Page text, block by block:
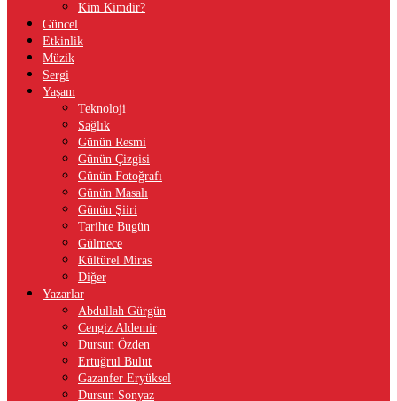
Kim Kimdir?
Güncel
Etkinlik
Müzik
Sergi
Yaşam
Teknoloji
Sağlık
Günün Resmi
Günün Çizgisi
Günün Fotoğrafı
Günün Masalı
Günün Şiiri
Tarihte Bugün
Gülmece
Kültürel Miras
Diğer
Yazarlar
Abdullah Gürgün
Cengiz Aldemir
Dursun Özden
Ertuğrul Bulut
Gazanfer Eryüksel
Dursun Sonyaz